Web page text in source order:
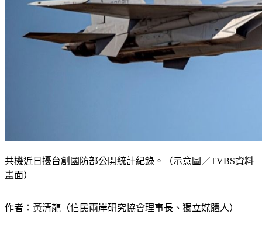
共機近日擾台創國防部公開統計紀錄。（示意圖／TVBS資料
畫面）
作者：黃清龍（信民兩岸研究協會理事長、獨立媒體人）